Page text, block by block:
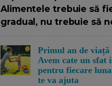
Alimentele trebuie să
gradual, nu trebuie să
Primul an de viață
Avem cate un sfat
pentru fiecare
te va ajuta